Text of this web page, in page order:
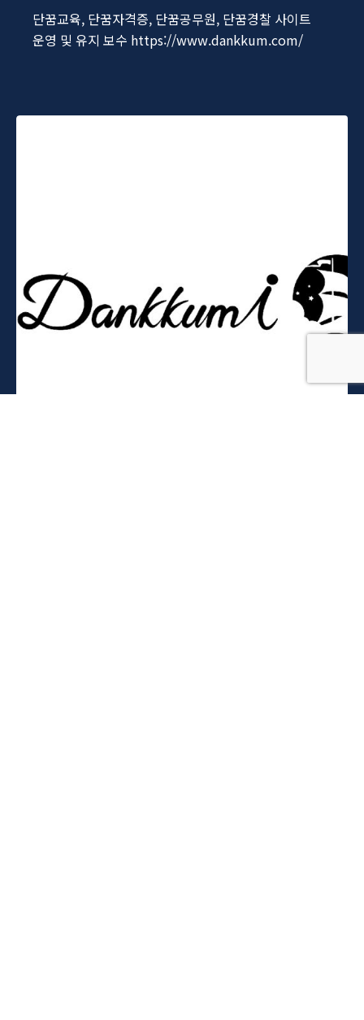
단꿈교육, 단꿈자격증, 단꿈공무원, 단꿈경찰 사이트
운영 및 유지 보수 https://www.dankkum.com/